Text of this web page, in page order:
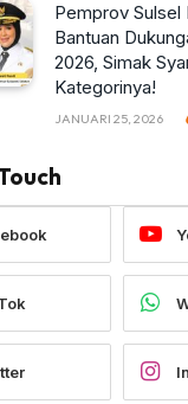
Pemprov Sulsel
Bantuan
2026, Simak
Kategorinya!
JANUARI 25, 2026